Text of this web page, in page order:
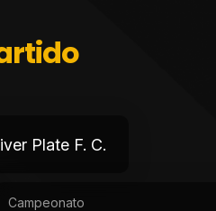
Plate F. C.
Campeonato